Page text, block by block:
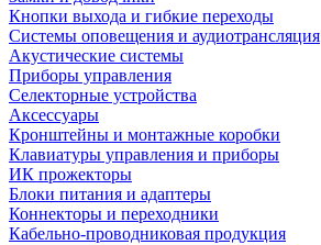
Кнопки выхода и гибкие переходы
Системы оповещения и аудиотрансляция
Акустические системы
Приборы управления
Селекторные устройства
Аксессуары
Кронштейны и монтажные коробки
Клавиатуры управления и приборы
ИК прожекторы
Блоки питания и адаптеры
Коннекторы и переходники
Кабельно-проводниковая продукция